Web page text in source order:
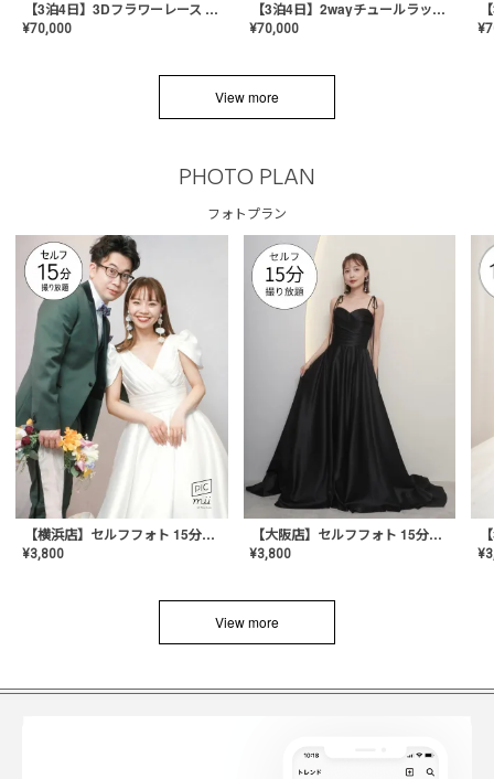
【3泊4日】3Dフラワーレース ドレス〈PD-WDOR-331〉
¥70,000
【3泊4日】2wayチュールラッフルドレス〈PD-WDOR-341RTL〉
¥70,000 ¥
View more
PHOTO PLAN
フォトプラン
【横浜店】セルフフォト 15分撮り放題プラン
¥3,800
【大阪店】セルフフォト 15分撮り放題プラン
¥3,800 ¥
View more